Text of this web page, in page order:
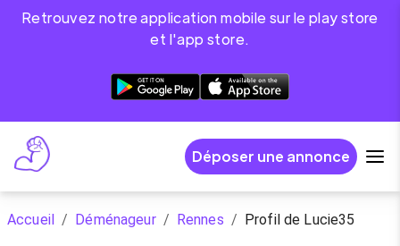
Retrouvez notre application mobile sur le play store
et l'app store.
Déposer une annonce
Accueil / Déménageur / Rennes / Profil de Lucie35